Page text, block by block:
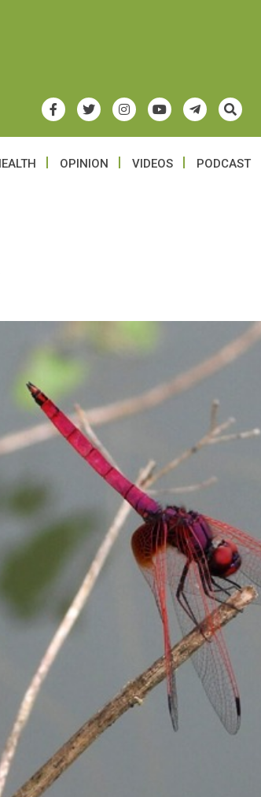
OPINION VIDEOS PODCAST